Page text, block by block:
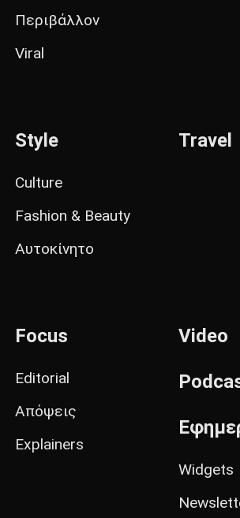
Περιβάλλον
Viral
Style
Culture
Fashion & Beauty
Αυτοκίνητο
Travel
Focus
Editorial
Απόψεις
Explainers
Video
Widgets